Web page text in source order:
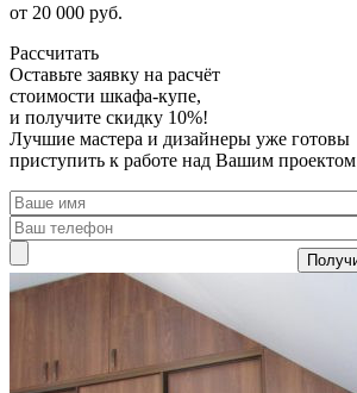
от 20 000 руб.
Рассчитать
Оставьте заявку на расчёт
стоимости шкафа-купе,
и получите скидку 10%!
Лучшие мастера и дизайнеры уже готовы
приступить к работе над Вашим проектом